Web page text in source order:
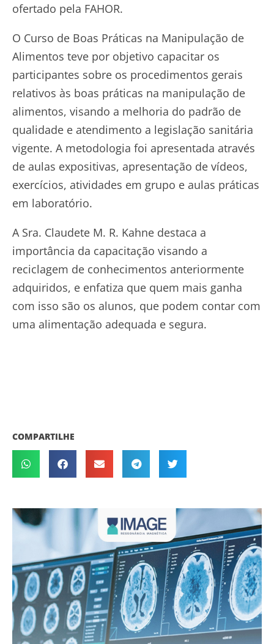
ofertado pela FAHOR.
O Curso de Boas Práticas na Manipulação de
Alimentos teve por objetivo capacitar os
participantes sobre os procedimentos gerais
relativos às boas práticas na manipulação de
alimentos, visando a melhoria do padrão de
qualidade e atendimento a legislação sanitária
vigente. A metodologia foi apresentada através
de aulas expositivas, apresentação de vídeos,
exercícios, atividades em grupo e aulas práticas
em laboratório.
A Sra. Claudete M. R. Kahne destaca a
importância da capacitação visando a
reciclagem de conhecimentos anteriormente
adquiridos, e enfatiza que quem mais ganha
com isso são os alunos, que podem contar com
uma alimentação adequada e segura.
COMPARTILHE